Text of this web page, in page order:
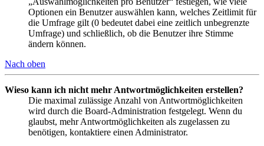
Optionen ein Benutzer auswählen kann, welches Zeitlimit für
die Umfrage gilt (0 bedeutet dabei eine zeitlich unbegrenzte
Umfrage) und schließlich, ob die Benutzer ihre Stimme
ändern können.
Nach oben
Wieso kann ich nicht mehr Antwortmöglichkeiten erstellen?
Die maximal zulässige Anzahl von Antwortmöglichkeiten
wird durch die Board-Administration festgelegt. Wenn du
glaubst, mehr Antwortmöglichkeiten als zugelassen zu
benötigen, kontaktiere einen Administrator.